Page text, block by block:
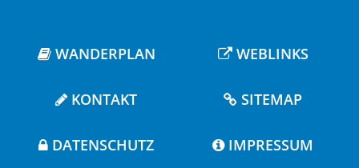
WANDERPLAN WEBLINKS
KONTAKT SITEMAP
DATENSCHUTZ IMPRESSUM